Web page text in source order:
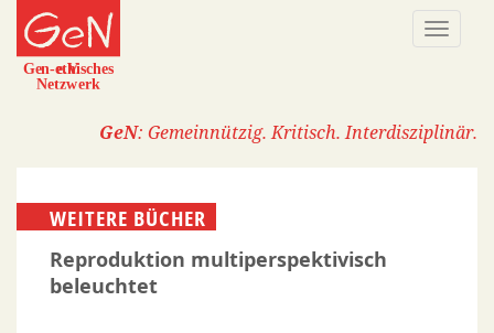
Direkt
zum
Inhalt
GeN: Gemeinnützig. Kritisch. Interdisziplinär.
WEITERE BÜCHER
Reproduktion multiperspektivisch
beleuchtet